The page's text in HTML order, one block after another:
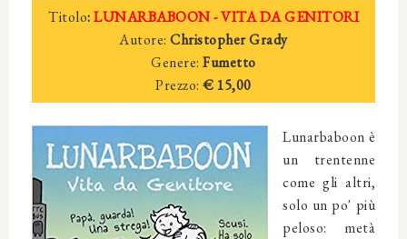
Titolo:LUNARBABOON - VITA DA GENITORI
Autore:Christopher Grady
Genere: Fumetto
Prezzo:€ 15,00
Lunarbaboon è
un trentenne
come gli altri,
solo un po' più
peloso: metà